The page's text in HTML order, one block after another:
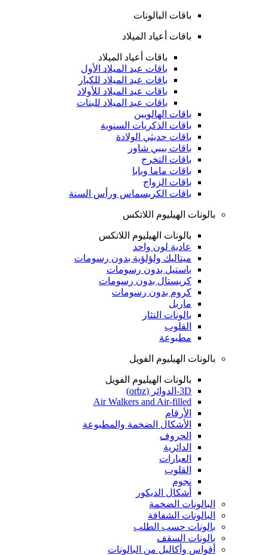
باقات البالونات
باقات أعياد الميلاد
باقات أعياد الميلاد
باقات عيد الميلاد الأول
باقات عيد الميلاد للكبار
باقات عيد الميلاد للأولاد
باقات عيد الميلاد للبنات
باقات الهالويين
باقات الذكريات السنوية
باقات حديثي الولادة
باقات بيبي شاور
باقات التخرج
باقات ماما وبابا
باقات الزواج
باقات الكريسماس ورأس السنة
بالونات الهيليوم اللاتكس
بالونات الهيليوم اللاتكس
عادية لون واحد
ميتاليك ولؤلؤية بدون رسومات
باستيل بدون رسومات
كريستال بدون رسومات
كروم بدون رسومات
ماربل
بالونات النثار
القلوب
مطبوعة
بالونات الهيليوم الفويل
بالونات الهيليوم الفويل
3D-الدوائر (orbz)
Air Walkers and Air-filled
الأرقام
الأشكال الضخمة والمطبوعة
الحروف
الدائرية
العبارات
القلوب
نجوم
أشكال الديكور
البالونات الضخمة
البالونات الشفافة
بالونات حسب الطلب
بالونات السقف
أقواس وأكاليل من البالونات